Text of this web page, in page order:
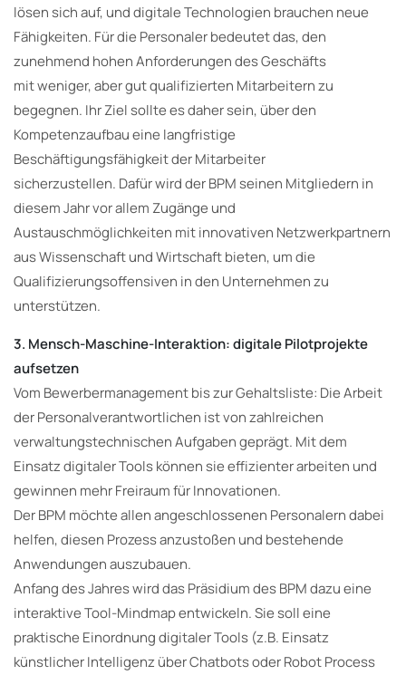
lösen sich auf, und digitale Technologien brauchen neue
Fähigkeiten. Für die Personaler bedeutet das, den
zunehmend hohen Anforderungen des Geschäfts
mit weniger, aber gut qualifizierten Mitarbeitern zu
begegnen. Ihr Ziel sollte es daher sein, über den
Kompetenzaufbau eine langfristige
Beschäftigungsfähigkeit der Mitarbeiter
sicherzustellen. Dafür wird der BPM seinen Mitgliedern in
diesem Jahr vor allem Zugänge und
Austauschmöglichkeiten mit innovativen Netzwerkpartnern
aus Wissenschaft und Wirtschaft bieten, um die
Qualifizierungsoffensiven in den Unternehmen zu
unterstützen.
3. Mensch-Maschine-Interaktion: digitale Pilotprojekte
aufsetzen
Vom Bewerbermanagement bis zur Gehaltsliste: Die Arbeit
der Personalverantwortlichen ist von zahlreichen
verwaltungstechnischen Aufgaben geprägt. Mit dem
Einsatz digitaler Tools können sie effizienter arbeiten und
gewinnen mehr Freiraum für Innovationen.
Der BPM möchte allen angeschlossenen Personalern dabei
helfen, diesen Prozess anzustoßen und bestehende
Anwendungen auszubauen.
Anfang des Jahres wird das Präsidium des BPM dazu eine
interaktive Tool-Mindmap entwickeln. Sie soll eine
praktische Einordnung digitaler Tools (z.B. Einsatz
künstlicher Intelligenz über Chatbots oder Robot Process